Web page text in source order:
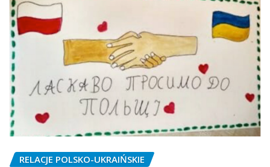
RELACJE POLSKO-UKRAIŃSKIE